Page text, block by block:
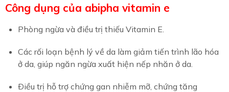
Công dụng của abipha vitamin e
Phòng ngừa và điều trị thiếu Vitamin E.
Các rối loạn bệnh lý về da làm giảm tiến trình lão hóa
ở da, giúp ngăn ngừa xuất hiện nếp nhăn ở da.
Ðiều trị hỗ trợ chứng gan nhiễm mỡ, chứng tăng